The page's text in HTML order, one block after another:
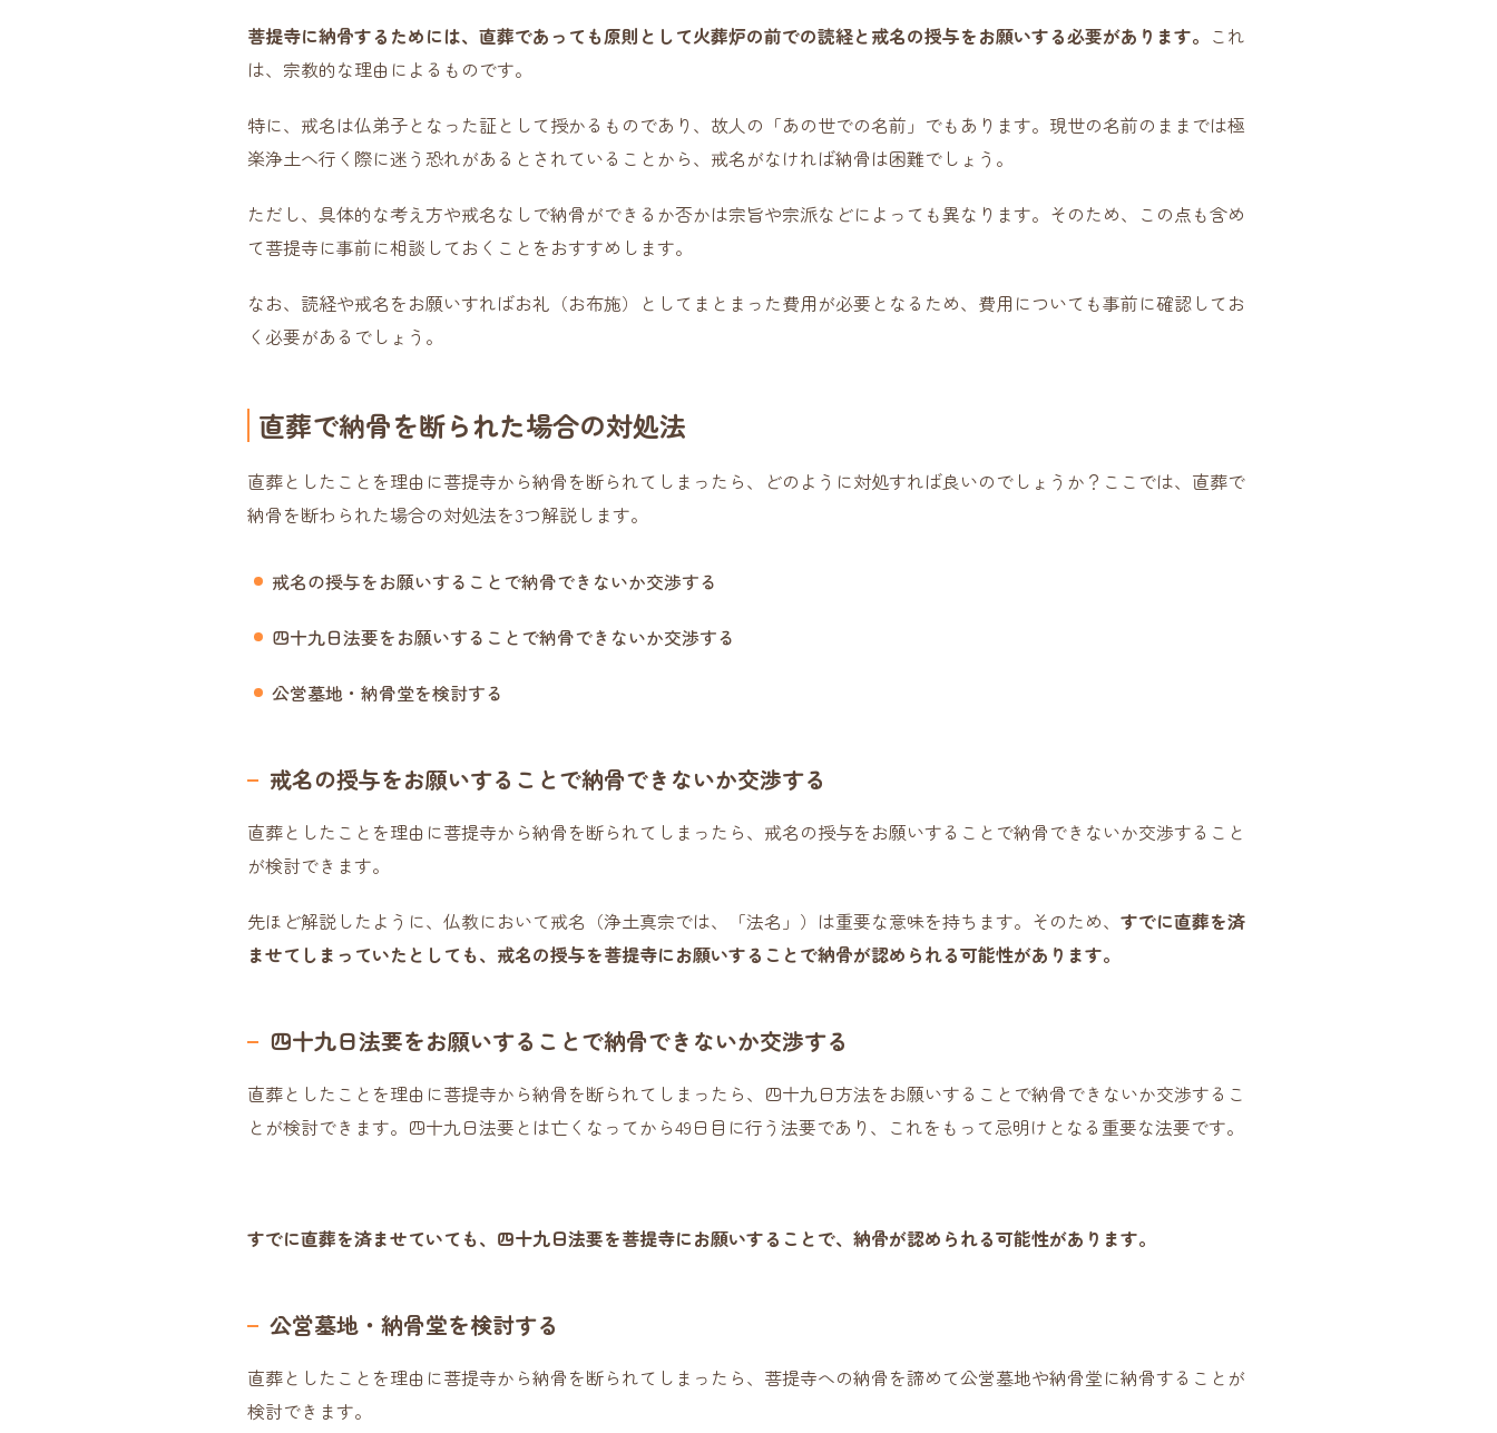
菩提寺に納骨するためには、直葬であっても原則として火葬炉の前での読経と戒名の授与をお願いする必要があります。 これ
は、宗教的な理由によるものです。
特に、戒名は仏弟子となった証として授かるものであり、故人の「あの世での名前」でもあります。現世の名前のままでは極
楽浄土へ行く際に迷う恐れがあるとされていることから、戒名がなければ納骨は困難でしょう。
ただし、具体的な考え方や戒名なしで納骨ができるか否かは宗旨や宗派などによっても異なります。そのため、この点も含め
て菩提寺に事前に相談しておくことをおすすめします。
なお、読経や戒名をお願いすればお礼（お布施）としてまとまった費用が必要となるため、費用についても事前に確認してお
く必要があるでしょう。
直葬で納骨を断られた場合の対処法
直葬としたことを理由に菩提寺から納骨を断られてしまったら、どのように対処すれば良いのでしょうか？ここでは、直葬で
納骨を断わられた場合の対処法を3つ解説します。
戒名の授与をお願いすることで納骨できないか交渉する
四十九日法要をお願いすることで納骨できないか交渉する
公営墓地・納骨堂を検討する
戒名の授与をお願いすることで納骨できないか交渉する
直葬としたことを理由に菩提寺から納骨を断られてしまったら、戒名の授与をお願いすることで納骨できないか交渉すること
が検討できます。
先ほど解説したように、仏教において戒名（浄土真宗では、「法名」）は重要な意味を持ちます。そのため、 すでに直葬を済
ませてしまっていたとしても、戒名の授与を菩提寺にお願いすることで納骨が認められる可能性があります。
四十九日法要をお願いすることで納骨できないか交渉する
直葬としたことを理由に菩提寺から納骨を断られてしまったら、四十九日方法をお願いすることで納骨できないか交渉するこ
とが検討できます。四十九日法要とは亡くなってから49日目に行う法要であり、これをもって忌明けとなる重要な法要です。
すでに直葬を済ませていても、四十九日法要を菩提寺にお願いすることで、納骨が認められる可能性があります。
公営墓地・納骨堂を検討する
直葬としたことを理由に菩提寺から納骨を断られてしまったら、菩提寺への納骨を諦めて公営墓地や納骨堂に納骨することが
検討できます。